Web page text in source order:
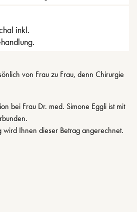
inkl.
von Frau zu Frau, denn Chirurgie
bei Frau Dr. med. Simone Eggli ist mit
wird Ihnen dieser Betrag angerechnet.